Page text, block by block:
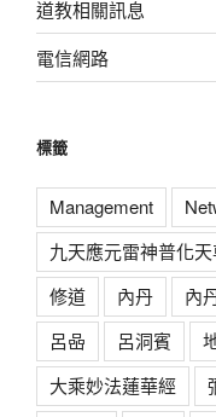
道教相關訊息
電信網路
標籤
Management
九天應元雷神普化
修道
內丹 內
呂喦
呂洞賓
大乘妙法蓮華經